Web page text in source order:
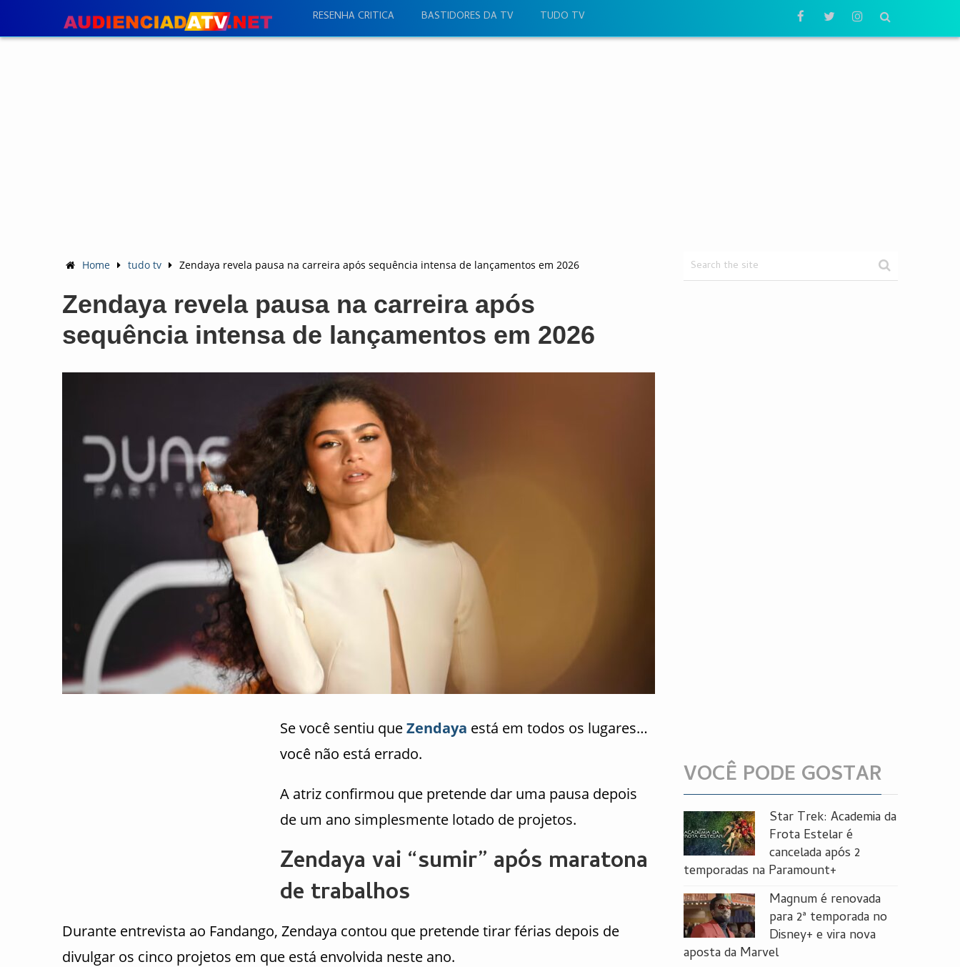
RESENHA CRITICA BASTIDORES DA TV TUDO TV
Home tudo tv Zendaya revela pausa na carreira após sequência intensa de lançamentos em 2026
Zendaya revela pausa na carreira após
sequência intensa de lançamentos em 2026
Se você sentiu queZendaya está em todos os lugares…
você não está errado.
A atriz confirmou que pretende dar uma pausa depois
de um ano simplesmente lotado de projetos.
Zendaya vai “sumir” após maratona
de trabalhos
Durante entrevista ao Fandango, Zendaya contou que pretende tirar férias depois de
divulgar os cinco projetos em que está envolvida neste ano.
VOCÊ PODE GOSTAR
Star Trek: Academia da
Frota Estelar é
cancelada após 2
temporadas na Paramount+
Magnum é renovada
para 2ª temporada no
Disney+ e vira nova
aposta da Marvel